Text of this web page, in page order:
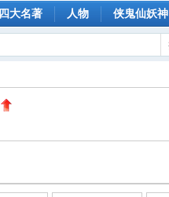
四大名著 人物 侠鬼仙妖神